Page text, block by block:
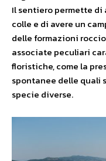
Il sentiero permette
colle e di avere un
delle formazioni
associate peculiari
floristiche, come la
spontanee delle quali
specie diverse.